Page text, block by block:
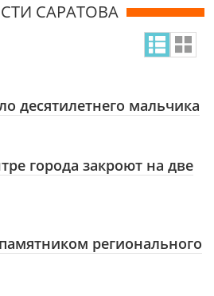
САРАТОВА
десятилетнего мальчика
города закроют на две
регионального